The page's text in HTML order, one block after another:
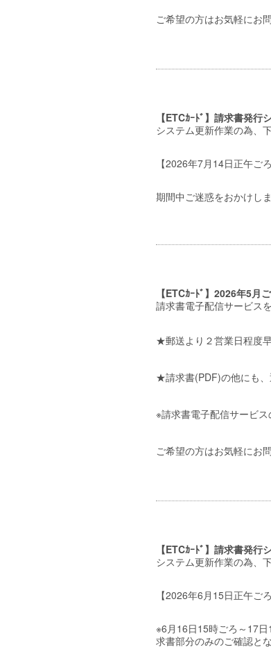
ご希望の方はお気軽にお
【ETCｶｰﾄﾞ】請求書発
システム更新作業の為、
【2026年7月14日正午ご
期間中ご迷惑をおかけし
【ETCｶｰﾄﾞ】2026年5月
請求書電子配信サービス
★郵送より２営業日程度
★請求書(PDF)の他にも、
※請求書電子配信サービ
ご希望の方はお気軽にお
【ETCｶｰﾄﾞ】請求書発
システム更新作業の為、
【2026年6月15日正午ご
※6月16日15時ごろ～17
求書部分のみのご確認と